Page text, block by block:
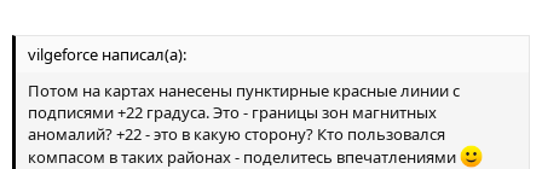
vilgeforce написал(а):
Потом на картах нанесены пунктирные красные линии с
подписями +22 градуса. Это - границы зон магнитных
аномалий? +22 - это в какую сторону? Кто пользовался
компасом в таких районах - поделитесь впечатлениями